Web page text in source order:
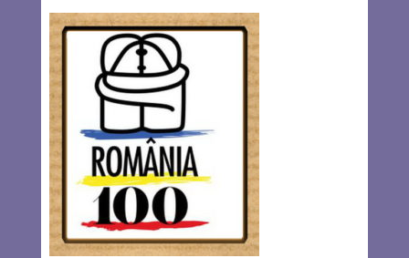
noiembrie 1947, Organizația Națiunilor Unite, luând act de
încetarea mandatului britanic asupra Palestinei, a votat
rezoluția 181, unul dintre documentele pe care se sprijină
Declarația de independență a Israelului. Aceasta, rămasă
în istoria Israelului, sub numele de כ”ט בנובמבר
recomanda înființarea a două state în Palestina, unul
evreiesc și unul arab…
Read more…
JAN 18, 2018